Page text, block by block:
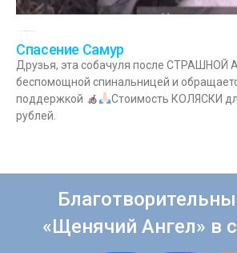
Спасение Самур
Друзья, эта собачуля после СТРАШНОЙ
беспомощной спинальницей и
поддержкой
Стоимость КОЛЯСКИ
рублей.
«Щенячий Ангел» в